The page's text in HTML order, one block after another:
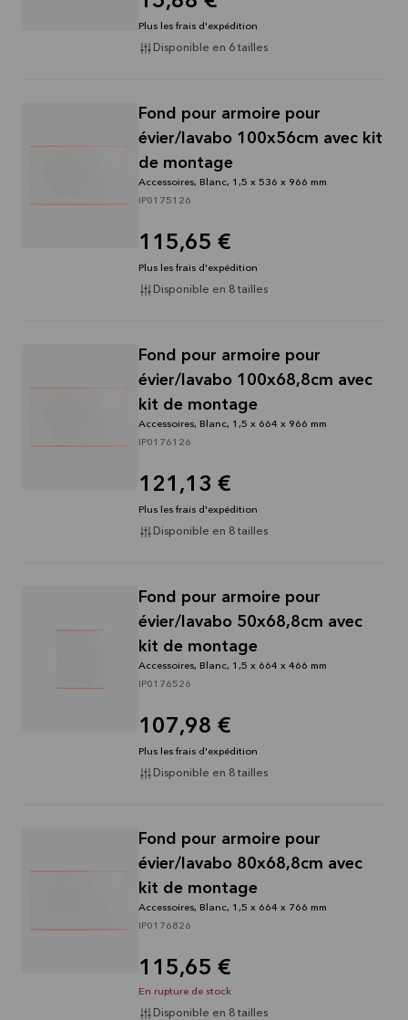
Plus les frais d'expédition
Disponible en 6 tailles
Fond pour armoire pour
évier/lavabo 100x56cm avec kit
de montage
Accessoires, Blanc, 1,5 x 536 x 966 mm
IP0175126
115,65 €
Plus les frais d'expédition
Disponible en 8 tailles
Fond pour armoire pour
évier/lavabo 100x68,8cm avec
kit de montage
Accessoires, Blanc, 1,5 x 664 x 966 mm
IP0176126
121,13 €
Plus les frais d'expédition
Disponible en 8 tailles
Fond pour armoire pour
évier/lavabo 50x68,8cm avec
kit de montage
Accessoires, Blanc, 1,5 x 664 x 466 mm
IP0176526
107,98 €
Plus les frais d'expédition
Disponible en 8 tailles
Fond pour armoire pour
évier/lavabo 80x68,8cm avec
kit de montage
Accessoires, Blanc, 1,5 x 664 x 766 mm
IP0176826
115,65 €
En rupture de stock
Disponible en 8 tailles